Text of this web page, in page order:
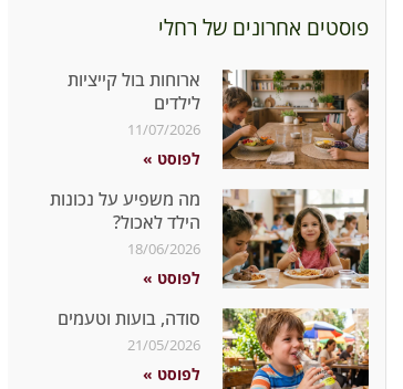
פוסטים אחרונים של רחלי
ארוחות בול קייציות
לילדים
11/07/2026
לפוסט »
מה משפיע על נכונות
הילד לאכול?
18/06/2026
לפוסט »
סודה, בועות וטעמים
21/05/2026
לפוסט »